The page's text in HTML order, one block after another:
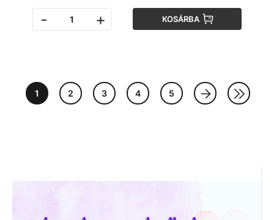
- + KOSÁRBA
1 2 3 4 5